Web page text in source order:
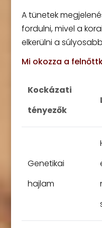
A tünetek
fordulni, mivel a
elkerülni a
Mi okozza a
Kockázati
tényezők
Genetikai
hajlam